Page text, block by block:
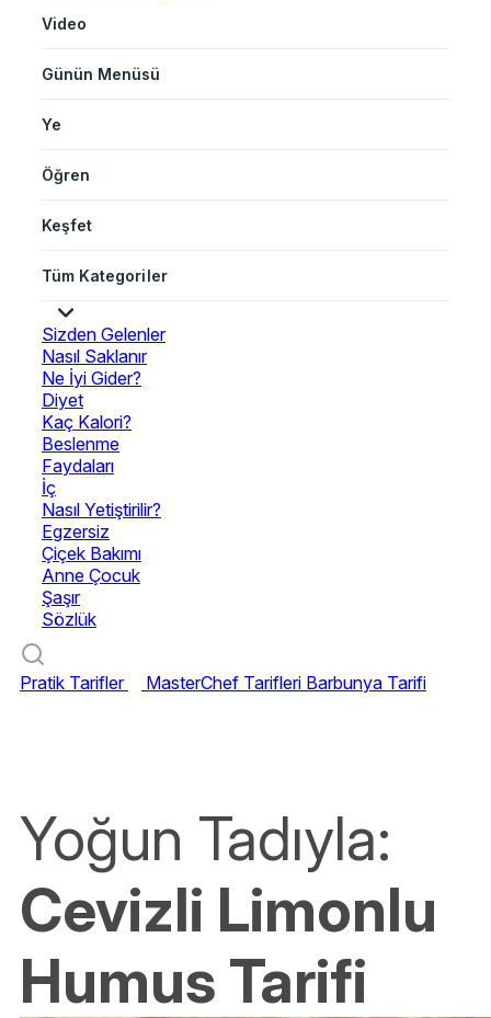
Video
Günün Menüsü
Ye
Öğren
Keşfet
Tüm Kategoriler
Sizden Gelenler
Nasıl Saklanır
Ne İyi Gider?
Diyet
Kaç Kalori?
Beslenme
Faydaları
İç
Nasıl Yetiştirilir?
Egzersiz
Çiçek Bakımı
Anne Çocuk
Şaşır
Sözlük
Pratik Tarifler MasterChef Tarifleri Barbunya Tarifi
Yoğun Tadıyla:
Cevizli Limonlu
Humus Tarifi